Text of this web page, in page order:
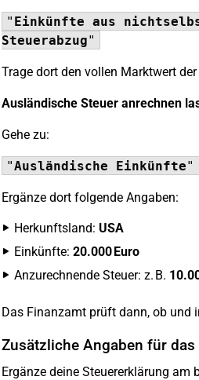
" Einkünfte aus
Steuerabzug"
Trage dort den vollen Marktwert
Ausländische Steuer anrechnen
Gehe zu:
"Ausländische Einkünfte"
Ergänze dort folgende Angaben:
Herkunftsland: USA
Einkünfte: 20.000 Euro
Anzurechnende Steuer: z. B.
Das Finanzamt prüft dann, ob und
Zusätzliche Angaben für
Ergänze deine Steuererklärung am